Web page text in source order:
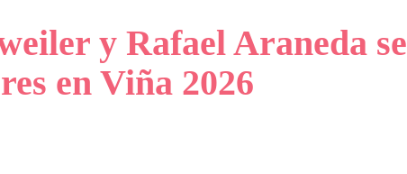
y Rafael Araneda se
en Viña 2026